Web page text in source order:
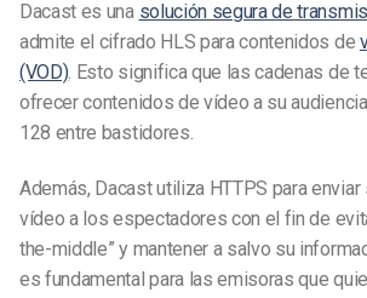
Dacast es una solución segura de
admite el cifrado HLS para contenidos de
(VOD). Esto significa que las cadenas de
ofrecer contenidos de vídeo a su
128 entre bastidores.
Además, Dacast utiliza HTTPS para
vídeo a los espectadores con el fin de
the-middle” y mantener a salvo su
es fundamental para las emisoras que